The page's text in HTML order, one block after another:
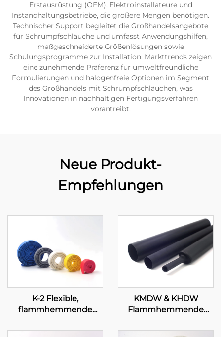
Erstausrüstung (OEM), Elektroinstallateure und
Instandhaltungsbetriebe, die größere Mengen benötigen.
Technischer Support begleitet die Großhandelsangebote
für Schrumpfschläuche und umfasst Anwendungshilfen,
maßgeschneiderte Größenlösungen sowie
Schulungsprogramme zur Installation. Markttrends zeigen
eine zunehmende Präferenz für umweltfreundliche
Formulierungen und halogenfreie Optionen im Segment
des Großhandels mit Schrumpfschläuchen, was
Innovationen in nachhaltigen Fertigungsverfahren
vorantreibt.
Neue Produkt-
Empfehlungen
K-2 Flexible,
flammhemmende
Schlauchleitung
KMDW & KHDW
Flammhemmende
Polyolefin-